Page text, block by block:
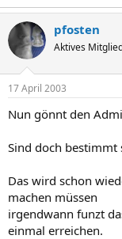
pfosten
Aktives
17 April 2003
Nun gönnt den
Sind doch bestimmt
Das wird schon
machen müssen
irgendwann funzt
einmal erreichen.